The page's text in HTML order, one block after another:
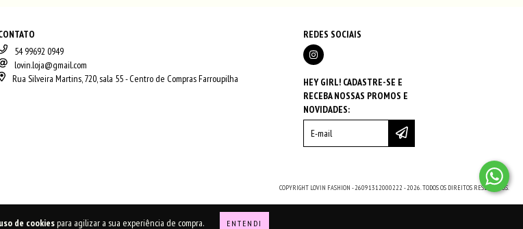
de cookiespara agilizar a sua experiência de compra. ENTENDI
54 99692 0949
lovin.loja@gmail.com
Rua Silveira Martins, 720, sala 55 - Centro de Compras Farroupilha
REDES SOCIAIS
HEY GIRL! CADASTRE-SE E
RECEBA NOSSAS PROMOS E
NOVIDADES:
COPYRIGHT LOVIN FASHION - 26091312000222 - 2026. TODOS OS DIREITOS RESERVADOS.